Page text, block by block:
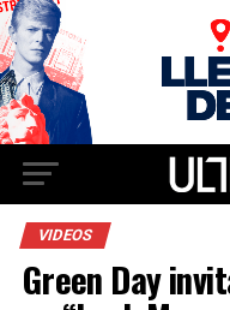
VIDEOS
Green Day